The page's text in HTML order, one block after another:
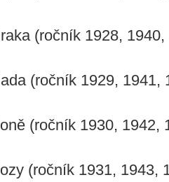
(ročník 1928,
(ročník 1929, 1941,
(ročník 1930, 1942,
(ročník 1931, 1943,